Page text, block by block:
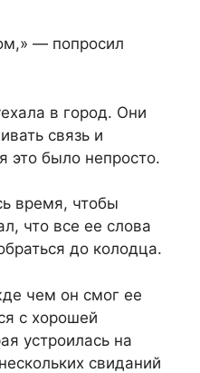
— попросил
в город. Они
связь и
это было непросто.
время, чтобы
что все ее слова
до колодца.
чем он смог ее
с хорошей
устроилась на
свиданий